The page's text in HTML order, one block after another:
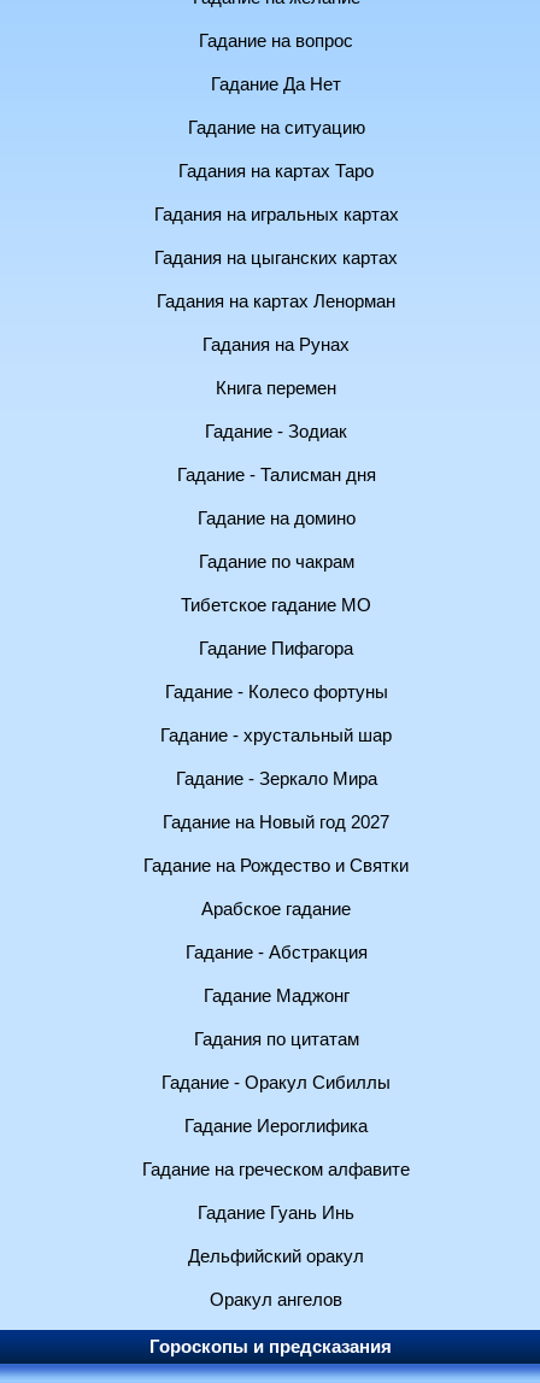
Гадание на вопрос
Гадание Да Нет
Гадание на ситуацию
Гадания на картах Таро
Гадания на игральных картах
Гадания на цыганских картах
Гадания на картах Ленорман
Гадания на Рунах
Книга перемен
Гадание - Зодиак
Гадание - Талисман дня
Гадание на домино
Гадание по чакрам
Тибетское гадание МО
Гадание Пифагора
Гадание - Колесо фортуны
Гадание - хрустальный шар
Гадание - Зеркало Мира
Гадание на Новый год 2027
Гадание на Рождество и Святки
Арабское гадание
Гадание - Абстракция
Гадание Маджонг
Гадания по цитатам
Гадание - Оракул Сибиллы
Гадание Иероглифика
Гадание на греческом алфавите
Гадание Гуань Инь
Дельфийский оракул
Оракул ангелов
Гороскопы и предсказания